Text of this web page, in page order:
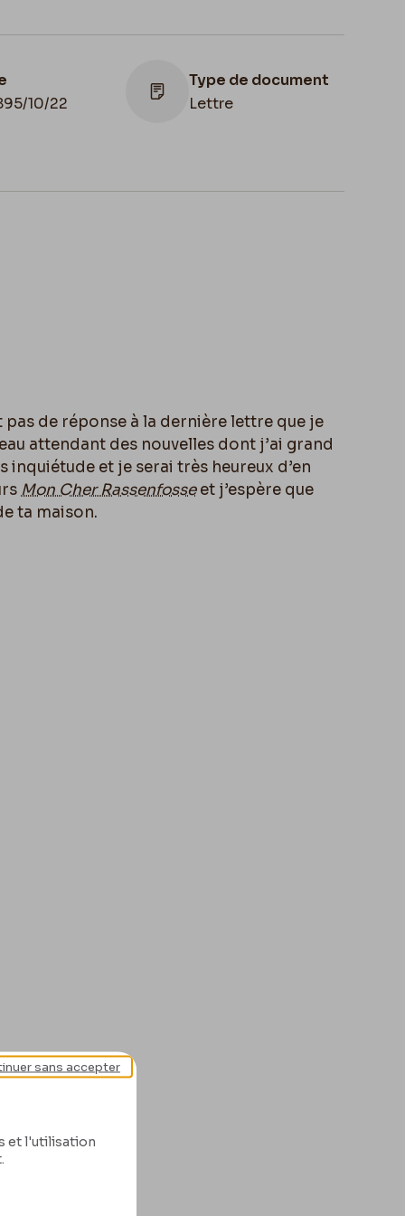
10/22
Type de document
Lettre
Belgique, Bruxelles,
pas de réponse à la dernière lettre que je
attendant des nouvelles dont j’ai grand
inquiétude et je serai très heureux d’en
Mon Cher Rassenfosseet j’espère que
ta maison.
et l'utilisation
sans accepter